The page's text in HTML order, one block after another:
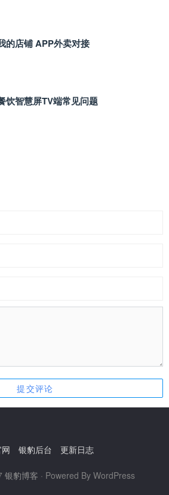
的店铺 APP外卖对接
饮智慧屏TV端常见问题
银豹后台 更新日志
银豹博客 · Powered By WordPress